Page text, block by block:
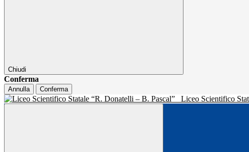
Chiudi
Conferma
Annulla Conferma
Liceo Scientifico